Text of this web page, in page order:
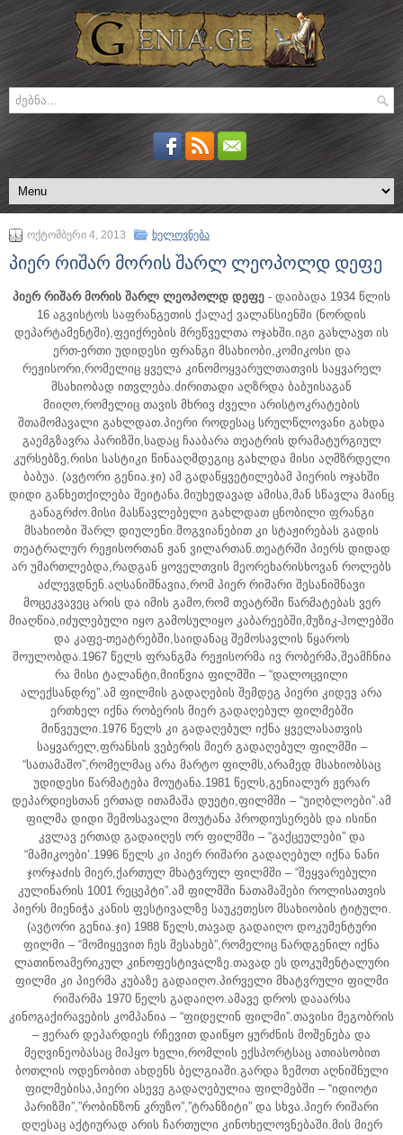
ოქტომბერი 4, 2013 ხელოვნება
პიერ რიშარ მორის შარლ ლეოპოლდ დეფე
პიერ რიშარ მორის შარლ ლეოპოლდ დეფე - დაიბადა 1934 წლის
16 აგვისტოს საფრანგეთის ქალაქ ვალანსიენში (ნორდის
დეპარტამენტში),ფეიქრების მრეწველთა ოჯახში.იგი გახლავთ ის
ერთ-ერთი უდიდესი ფრანგი მსახიობი,კომიკოსი და
რეჟისორი,რომელიც ყველა კინომოყვარულთათვის საყვარელ
მსახიობად ითვლება.ძირითადი აღზრდა ბაბუისაგან
მიიღო,რომელიც თავის მხრივ ძველი არისტოკრატების
შთამომავალი გახლდათ.პიერი როდესაც სრულწლოვანი გახდა
გაემგზავრა პარიზში,სადაც ჩააბარა თეატრის დრამატურგიულ
კურსებზე,რისი სასტიკი წინააღმდეგიც გახლდა მისი აღმზრდელი
ბაბუა. (ავტორი გენია.ჯი) ამ გადაწყვეტილებამ პიერის ოჯახში
დიდი განხეთქილება შეიტანა.მიუხედავად ამისა,მან სწავლა მაინც
განაგრძო.მისი მასწავლებელი გახლდათ ცნობილი ფრანგი
მსახიობი შარლ დიულენი.მოგვიანებით კი სტაჟირებას გადის
თეატრალურ რეჟისორთან ჟან ვილართან.თეატრში პიერს დიდად
არ უმართლებდა,რადგან ყოველთვის მეორეხარისხოვან როლებს
აძლევდნენ.აღსანიშნავია,რომ პიერ რიშარი შესანიშნავი
მოცეკვავეც არის და იმის გამო,რომ თეატრში წარმატებას ვერ
მიაღწია,იძულებული იყო გამოსულიყო კაბარეებში,მუზიკ-ჰოლებში
და კაფე-თეატრებში,საიდანაც შემოსავლის წყაროს
შოულობდა.1967 წელს ფრანგმა რეჟისორმა ივ რობერმა,შეამჩნია
რა მისი ტალანტი,მიიწვია ფილმში – “დალოცვილი
ალექსანდრე”.ამ ფილმის გადაღების შემდეგ პიერი კიდევ არა
ერთხელ იქნა რობერის მიერ გადაღებულ ფილმებში
მიწვეული.1976 წელს კი გადაღებულ იქნა ყველასათვის
საყვარელ,ფრანსის ვებერის მიერ გადაღებულ ფილმში –
“სათამაშო”,რომელმაც არა მარტო ფილმს,არამედ მსახიობსაც
უდიდესი წარმატება მოუტანა.1981 წელს,გენიალურ ჟერარ
დეპარდიესთან ერთად ითამაშა დუეტი,ფილმში – “უიღბლოები”.ამ
ფილმა დიდი შემოსავალი მოუტანა პროდიუსერებს და ისინი
კვლავ ერთად გადაიღეს ორ ფილმში – “გაქცეულები” და
“მამიკოები’.1996 წელს კი პიერ რიშარი გადაღებულ იქნა ნანი
ჯორჯაძის მიერ,ქართულ მხატვრულ ფილმში – “შეყვარებული
კულინარის 1001 რეცეპტი”.ამ ფილმში ნათამაშები როლისათვის
პიერს მიენიჭა კანის ფესტივალზე საუკეთესო მსახიობის ტიტული.
(ავტორი გენია.ჯი) 1988 წელს,თავად გადაიღო დოკუმენტური
ფილმი – “მომიყევით ჩეს შესახებ”,რომელიც წარდგენილ იქნა
ლათინოამერიკულ კინოფესტივალზე.თავად ეს დოკუმენტალური
ფილმი კი პიერმა კუბაზე გადაიღო.პირველი მხატვრული ფილმი
რიშარმა 1970 წელს გადაიღო.ამავე დროს დააარსა
კინოგაქირავების კომპანია – “ფიდელინ ფილმი”.თავისი მეგობრის
– ჟერარ დეპარდიეს რჩევით დაიწყო ყურძნის მოშენება და
მეღვინეობასაც მიჰყო ხელი,რომლის ექსპორტსაც ათიასობით
ბოთლის ოდენობით ახდენს ბელგიაში.გარდა ზემოთ აღნიშნული
ფილმებისა,პიერი ასევე გადაღებულია ფილმებში – “იდიოტი
პარიზში”,”რობინზონ კრუზო”,”ტრანზიტი” და სხვა.პიერ რიშარი
დღესაც აქტიურად არის ჩართული კინოხელოვნებაში.მის მიერ